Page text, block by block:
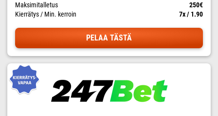
Maksimitalletus
250€
Kierrätys / Min. kerroin
7x / 1.90
PELAA TÄSTÄ